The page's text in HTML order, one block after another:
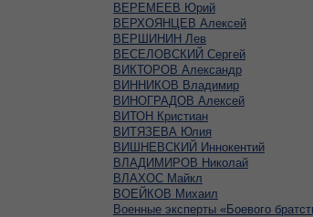
ВЕРЕМЕЕВ Юрий
ВЕРХОЯНЦЕВ Алексей
ВЕРШИНИН Лев
ВЕСЕЛОВСКИЙ Сергей
ВИКТОРОВ Александр
ВИННИКОВ Владимир
ВИНОГРАДОВ Алексей
ВИТОН Кристиан
ВИТЯЗЕВА Юлия
ВИШНЕВСКИЙ Иннокентий
ВЛАДИМИРОВ Николай
ВЛАХОС Майкл
ВОЕЙКОВ Михаил
Военные эксперты «Боевого